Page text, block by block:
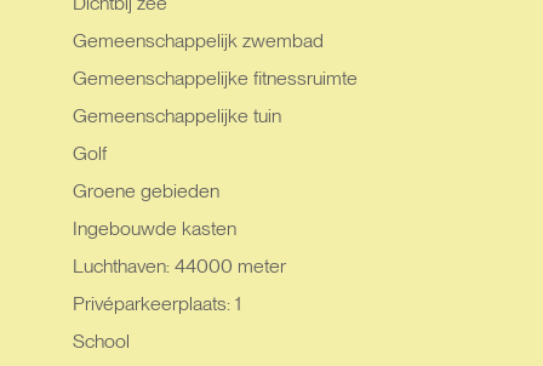
Gemeenschappelijk zwembad
Gemeenschappelijke fitnessruimte
Gemeenschappelijke tuin
Golf
Groene gebieden
Ingebouwde kasten
Luchthaven: 44000 meter
Privéparkeerplaats: 1
School